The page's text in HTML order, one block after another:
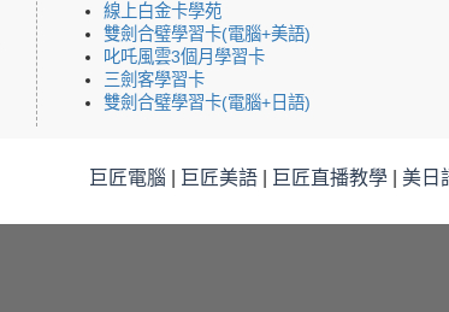
線上白金卡學苑
雙劍合璧學習卡(電腦+美語)
叱吒風雲3個月學習卡
三劍客學習卡
雙劍合璧學習卡(電腦+日語)
巨匠電腦 巨匠美語 巨匠直播教學 美日